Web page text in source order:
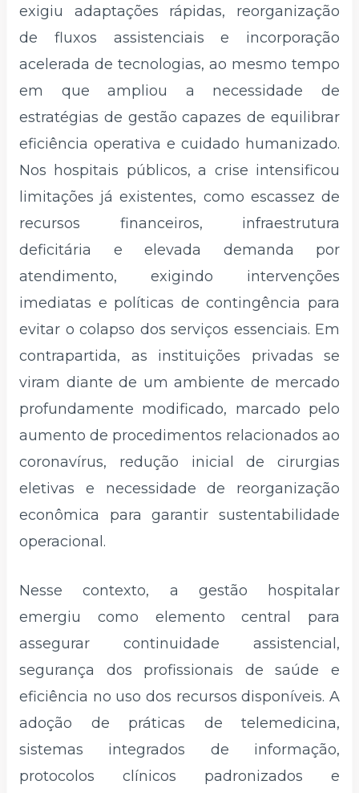
exigiu adaptações rápidas, reorganização
de fluxos assistenciais e incorporação
acelerada de tecnologias, ao mesmo tempo
em que ampliou a necessidade de
estratégias de gestão capazes de equilibrar
eficiência operativa e cuidado humanizado.
Nos hospitais públicos, a crise intensificou
limitações já existentes, como escassez de
recursos financeiros, infraestrutura
deficitária e elevada demanda por
atendimento, exigindo intervenções
imediatas e políticas de contingência para
evitar o colapso dos serviços essenciais. Em
contrapartida, as instituições privadas se
viram diante de um ambiente de mercado
profundamente modificado, marcado pelo
aumento de procedimentos relacionados ao
coronavírus, redução inicial de cirurgias
eletivas e necessidade de reorganização
econômica para garantir sustentabilidade
operacional.
Nesse contexto, a gestão hospitalar
emergiu como elemento central para
assegurar continuidade assistencial,
segurança dos profissionais de saúde e
eficiência no uso dos recursos disponíveis. A
adoção de práticas de telemedicina,
sistemas integrados de informação,
protocolos clínicos padronizados e